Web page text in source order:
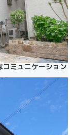
コミュニケーション